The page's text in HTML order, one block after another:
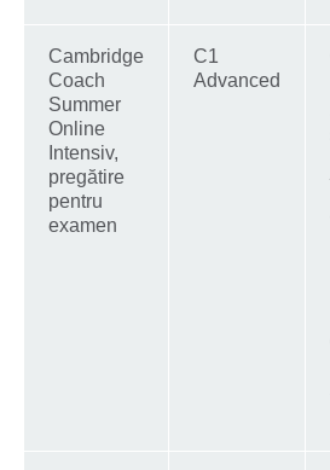
Cambridge
Coach
Summer
Online
Intensiv,
pregătire
pentru
examen
C1
Advanced